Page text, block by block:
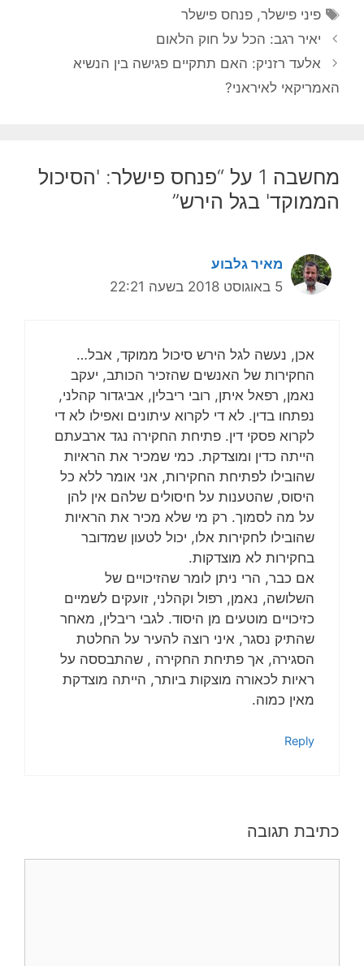
תגיות
פיני פישלר,פנחס פישלר
יאיר רגב: הכל על חוק הלאום
אלעד רזניק: האם תתקיים פגישה בין הנשיא
האמריקאי לאיראני?
מחשבה 1 על “פנחס פישלר: 'הסיכול
הממוקד' בגל הירש”
מאיר גלבוע
5 באוגוסט 2018 בשעה 22:21
אכן, נעשה לגל הירש סיכול ממוקד, אבל…
החקירות של האנשים שהזכיר הכותב, יעקב
נאמן, רפאל איתן, רובי ריבלין, אביגדור קהלני,
נפתחו בדין. לא די לקרוא עיתונים ואפילו לא די
לקרוא פסקי דין. פתיחת החקירה נגד ארבעתם
הייתה כדין ומוצדקת. כמי שמכיר את הראיות
שהובילו לפתיחת החקירות, אני אומר ללא כל
היסוס, שהטענות על חיסולים שלהם אין להן
על מה לסמוך. רק מי שלא מכיר את הראיות
שהובילו לחקירות אלו, יכול לטעון שמדובר
בחקירות לא מוצדקות.
אם כבר, הרי ניתן לומר שהזיכויים של
השלושה, נאמן, רפול וקהלני, זועקים לשמיים
כזיכויים מוטעים מן היסוד. לגבי ריבלין, מאחר
שהתיק נסגר, איני רוצה להעיר על החלטת
הסגירה, אך פתיחת החקירה , שהתבססה על
ראיות לכאורה מוצקות ביותר, הייתה מוצדקת
מאין כמוה.
Reply
כתיבת תגובה